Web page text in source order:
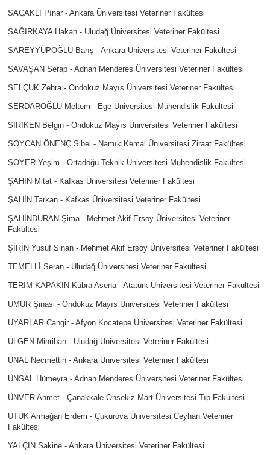
SAÇAKLI Pınar - Ankara Üniversitesi Veteriner Fakültesi
SAĞIRKAYA Hakan - Uludağ Üniversitesi Veteriner Fakültesi
SAREYYÜPOĞLU Barış - Ankara Üniversitesi Veteriner Fakültesi
SAVAŞAN Serap - Adnan Menderes Üniversitesi Veteriner Fakültesi
SELÇUK Zehra - Ondokuz Mayıs Üniversitesi Veteriner Fakültesi
SERDAROĞLU Meltem - Ege Üniversitesi Mühendislik Fakültesi
SIRIKEN Belgin - Ondokuz Mayıs Üniversitesi Veteriner Fakültesi
SOYCAN ÖNENÇ Sibel - Namık Kemal Üniversitesi Ziraat Fakültesi
SOYER Yeşim - Ortadoğu Teknik Üniversitesi Mühendislik Fakültesi
ŞAHİN Mitat - Kafkas Üniversitesi Veteriner Fakültesi
ŞAHİN Tarkan - Kafkas Üniversitesi Veteriner Fakültesi
ŞAHİNDURAN Şima - Mehmet Akif Ersoy Üniversitesi Veteriner
Fakültesi
ŞİRİN Yusuf Sinan - Mehmet Akif Ersoy Üniversitesi Veteriner Fakültesi
TEMELLİ Seran - Uludağ Üniversitesi Veteriner Fakültesi
TERİM KAPAKİN Kübra Asena - Atatürk Üniversitesi Veteriner Fakültesi
UMUR Şinasi - Ondokuz Mayıs Üniversitesi Veteriner Fakültesi
UYARLAR Cangir - Afyon Kocatepe Üniversitesi Veteriner Fakültesi
ÜLGEN Mihriban - Uludağ Üniversitesi Veteriner Fakültesi
ÜNAL Necmettin - Ankara Üniversitesi Veteriner Fakültesi
ÜNSAL Hümeyra - Adnan Menderes Üniversitesi Veteriner Fakültesi
ÜNVER Ahmet - Çanakkale Onsekiz Mart Üniversitesi Tıp Fakültesi
ÜTÜK Armağan Erdem - Çukurova Üniversitesi Ceyhan Veteriner
Fakültesi
YALÇIN Sakine - Ankara Üniversitesi Veteriner Fakültesi